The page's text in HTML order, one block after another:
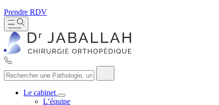
Prendre RDV
Le cabinet
L’équipe